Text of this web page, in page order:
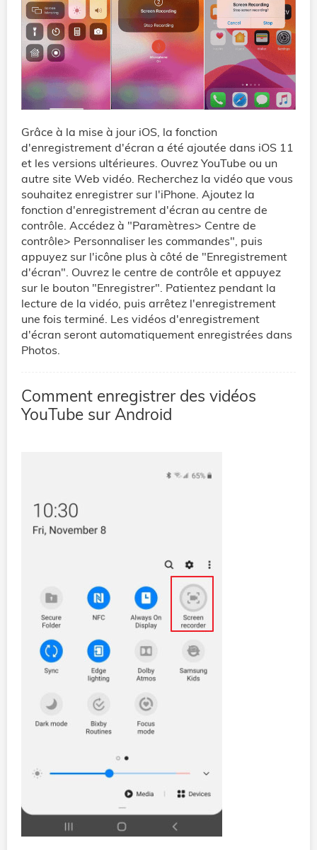
Grâce à la mise à jour iOS, la fonction
d'enregistrement d'écran a été ajoutée dans iOS 11
et les versions ultérieures. Ouvrez YouTube ou un
autre site Web vidéo. Recherchez la vidéo que vous
souhaitez enregistrer sur l'iPhone. Ajoutez la
fonction d'enregistrement d'écran au centre de
contrôle. Accédez à "Paramètres> Centre de
contrôle> Personnaliser les commandes", puis
appuyez sur l'icône plus à côté de "Enregistrement
d'écran". Ouvrez le centre de contrôle et appuyez
sur le bouton "Enregistrer". Patientez pendant la
lecture de la vidéo, puis arrêtez l'enregistrement
une fois terminé. Les vidéos d'enregistrement
d'écran seront automatiquement enregistrées dans
Photos.
Comment enregistrer des vidéos
YouTube sur Android